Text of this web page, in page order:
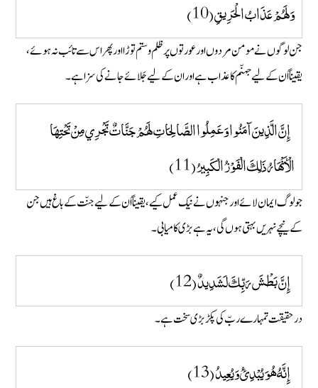
وَلَهُمْ عَذَابُ الْحَرِيقِ (10)
جن لوگوں نے مومن مردوں اور عورتوں پر ظلم و ستم توڑا اور پھر اس سے تائب نہ ہوئے،
یقیناً اُن کے لیے جہنّم کا عذاب ہے اور ان کے لیے جَلائے جانے کی سزا ہے۔
إِنَّ الَّذِينَ آمَنُوا وَعَمِلُوا الصَّالِحَاتِ لَهُمْ جَنَّاتٌ تَجْرِي مِنْ تَحْتِهَا
الْأَنْهَارُ ذَلِكَ الْفَوْزُ الْكَبِيرُ (11)
جو لوگ ایمان لائے اور جنہوں نے نیک عمل کیے ، یقیناً اُن کے لیے جنّت کے باغ ہیں جن
کے نیچے نہریں بہتی ہوں گی، یہ ہے بڑی کامیابی۔
إِنَّ بَطْشَ رَبِّكَ لَشَدِيدٌ (12)
در حقیقت تمہارے ربّ کی پکڑ بڑی سخت ہے۔
إِنَّهُ هُوَ يُبْدِئُ وَيُعِيدُ (13)